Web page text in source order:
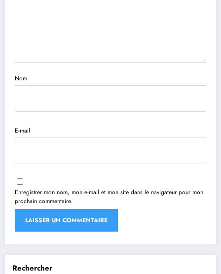
Nom
E-mail
Enregistrer mon nom, mon e-mail et mon site dans le navigateur pour mon
prochain commentaire.
Rechercher